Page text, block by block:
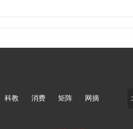
科教 消费 矩阵 网摘